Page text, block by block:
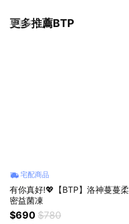
更多推薦BTP
看更多
宅配商品
有你真好!💖【BTP】洛神蔓蔓柔
密益菌凍
$690 $780